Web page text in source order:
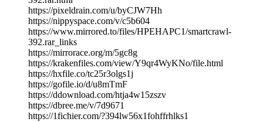
https://pixeldrain.com/u/byCJW7Hh
https://nippyspace.com/v/c5b604
https://www.mirrored.to/files/HPEHAPC1/smartcrawl-
392.rar_links
https://mirrorace.org/m/5gc8g
https://krakenfiles.com/view/Y9qr4WyKNo/file.html
https://hxfile.co/tc25r3olgs1j
https://gofile.io/d/u8mTmF
https://ddownload.com/htja4w15zszv
https://dbree.me/v/7d9671
https://1fichier.com/?394lw56x1fohffrhlks1